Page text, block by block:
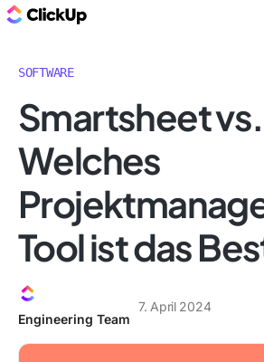
SOFTWARE
Smartsheet vs.
Welches
Tool ist das
Engineering Team
7. April 2024